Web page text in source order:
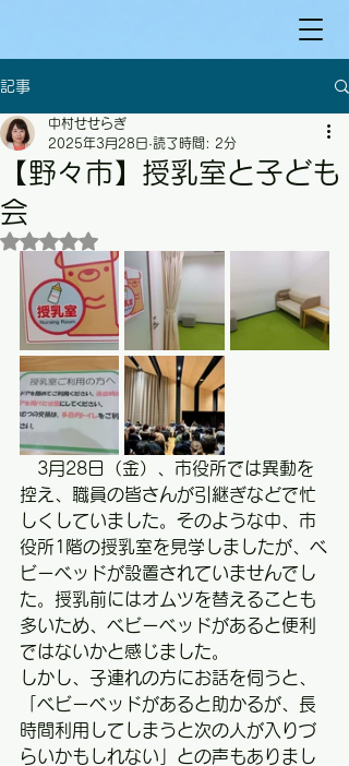
記事
【野々市】授乳室と子ども
会
中村せせらぎ
2025年3月28日 読了時間: 2分
5つ星のうちNaNと評価されています。
3月28日（金）、市役所では異動を
控え、職員の皆さんが引継ぎなどで忙
しくしていました。そのような中、市
役所1階の授乳室を見学しましたが、ベ
ビーベッドが設置されていませんでし
た。授乳前にはオムツを替えることも
多いため、ベビーベッドがあると便利
ではないかと感じました。
しかし、子連れの方にお話を伺うと、
「ベビーベッドがあると助かるが、長
時間利用してしまうと次の人が入りづ
らいかもしれない」との声もありまし